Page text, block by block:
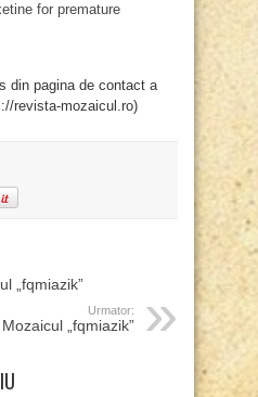
for premature
din pagina de contact a
revista-mozaicul.ro)
„fqmiazik”
Urmator:
„fqmiazik”